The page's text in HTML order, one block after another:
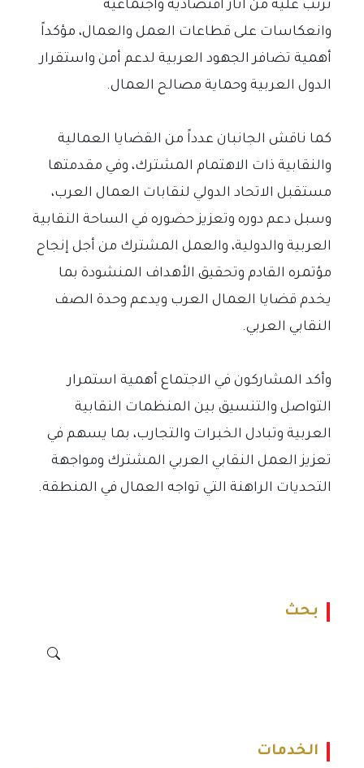
ترتب عليه من آثار اقتصادية واجتماعية
وانعكاسات على قطاعات العمل والعمال، مؤكداً
أهمية تضافر الجهود العربية لدعم أمن واستقرار
الدول العربية وحماية مصالح العمال.
كما ناقش الجانبان عدداً من القضايا العمالية
والنقابية ذات الاهتمام المشترك، وفي مقدمتها
مستقبل الاتحاد الدولي لنقابات العمال العرب،
وسبل دعم دوره وتعزيز حضوره في الساحة النقابية
العربية والدولية، والعمل المشترك من أجل إنجاح
مؤتمره القادم وتحقيق الأهداف المنشودة بما
يخدم قضايا العمال العرب ويدعم وحدة الصف
النقابي العربي.
وأكد المشاركون في الاجتماع أهمية استمرار
التواصل والتنسيق بين المنظمات النقابية
العربية وتبادل الخبرات والتجارب، بما يسهم في
تعزيز العمل النقابي العربي المشترك ومواجهة
التحديات الراهنة التي تواجه العمال في المنطقة.
بحث
الخدمات